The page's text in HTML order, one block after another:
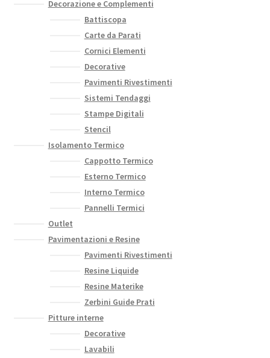
Decorazione e Complementi
Battiscopa
Carte da Parati
Cornici Elementi
Decorative
Pavimenti Rivestimenti
Sistemi Tendaggi
Stampe Digitali
Stencil
Isolamento Termico
Cappotto Termico
Esterno Termico
Interno Termico
Pannelli Termici
Outlet
Pavimentazioni e Resine
Pavimenti Rivestimenti
Resine Liquide
Resine Materike
Zerbini Guide Prati
Pitture interne
Decorative
Lavabili